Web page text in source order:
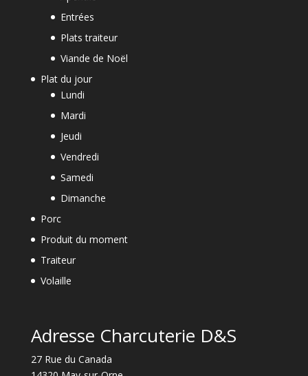
Entrées
Plats traiteur
Viande de Noël
Plat du jour
Lundi
Mardi
Jeudi
Vendredi
Samedi
Dimanche
Porc
Produit du moment
Traiteur
Volaille
Adresse Charcuterie D&S
27 Rue du Canada